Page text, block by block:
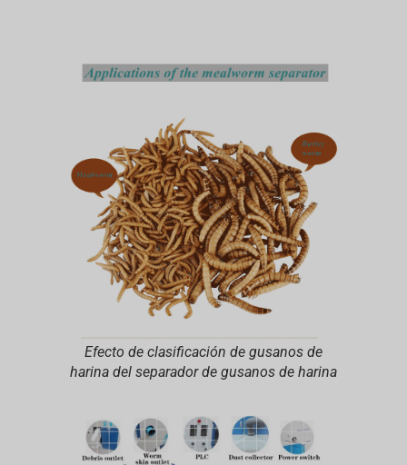
Efecto de clasificación de gusanos de
harina del separador de gusanos de harina